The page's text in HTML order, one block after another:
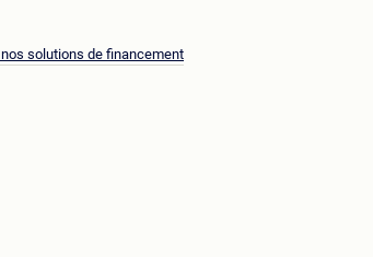
solutions de financement